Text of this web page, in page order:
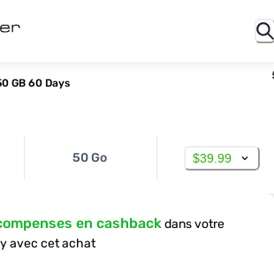
GB 60 Days
50 Go $39.99
en cashbackdans votre
avec cet achat